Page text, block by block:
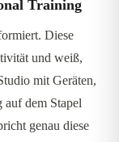
Training
Diese
und weiß,
mit Geräten,
auf dem Stapel
genau diese